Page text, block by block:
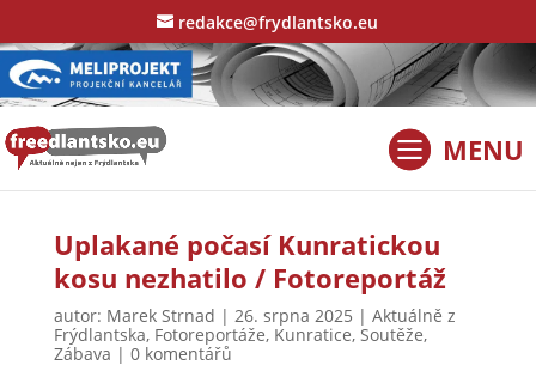
redakce@frydlantsko.eu
Uplakané počasí Kunratickou
kosu nezhatilo / Fotoreportáž
autor: Marek Strnad | 26. srpna 2025 | Aktuálně z
Frýdlantska, Fotoreportáže, Kunratice, Soutěže,
Zábava | 0 komentářů